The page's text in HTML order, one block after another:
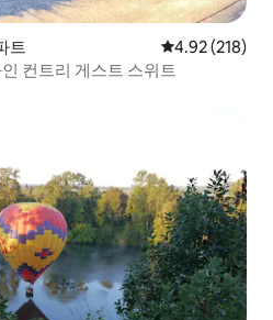
트 평점 4.92점(5
4.92 (218)
컨트리 게스트 스위트